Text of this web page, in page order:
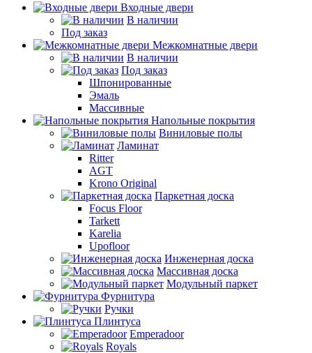
Входные двери
В наличии
Под заказ
Межкомнатные двери
В наличии
Под заказ
Шпонированные
Эмаль
Массивные
Напольные покрытия
Виниловые полы
Ламинат
Ritter
AGT
Krono Original
Паркетная доска
Focus Floor
Tarkett
Karelia
Upofloor
Инженерная доска
Массивная доска
Модульный паркет
Фурнитура
Ручки
Плинтуса
Emperadoor
Royals